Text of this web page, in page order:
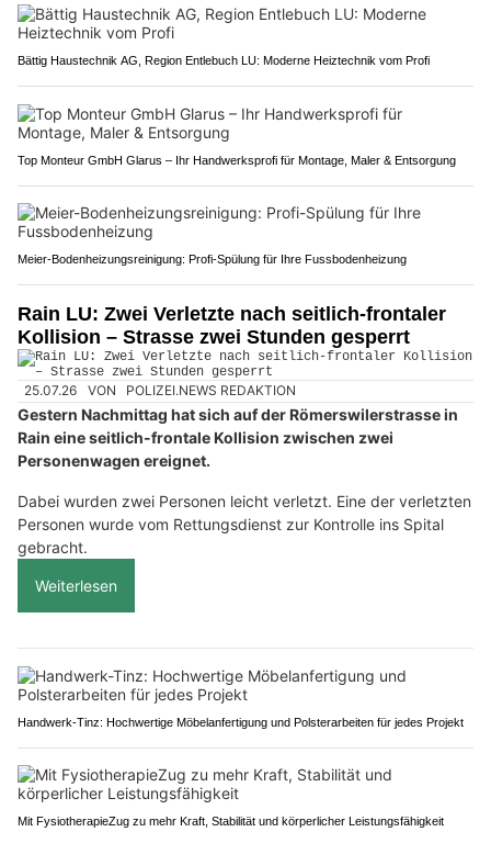
Bättig Haustechnik AG, Region Entlebuch LU: Moderne Heiztechnik vom Profi
Top Monteur GmbH Glarus – Ihr Handwerksprofi für Montage, Maler & Entsorgung
Meier-Bodenheizungsreinigung: Profi-Spülung für Ihre Fussbodenheizung
Rain LU: Zwei Verletzte nach seitlich-frontaler
Kollision – Strasse zwei Stunden gesperrt
25.07.26 VON POLIZEI.NEWS REDAKTION
Gestern Nachmittag hat sich auf der Römerswilerstrasse in
Rain eine seitlich-frontale Kollision zwischen zwei
Personenwagen ereignet.
Dabei wurden zwei Personen leicht verletzt. Eine der verletzten
Personen wurde vom Rettungsdienst zur Kontrolle ins Spital
gebracht.
Weiterlesen
Handwerk-Tinz: Hochwertige Möbelanfertigung und Polsterarbeiten für jedes Projekt
Mit FysiotherapieZug zu mehr Kraft, Stabilität und körperlicher Leistungsfähigkeit